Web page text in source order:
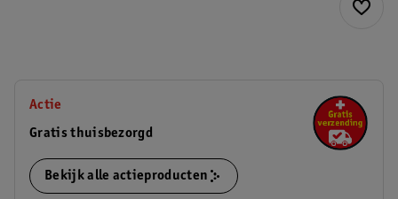
Actie
Gratis thuisbezorgd
Bekijk alle actieproducten